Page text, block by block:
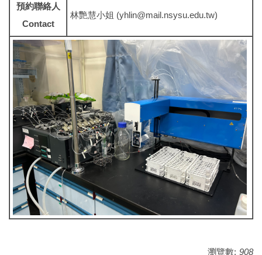
預約聯絡人
Contact
林艷慧小姐 (yhlin@mail.nsysu.edu.tw)
瀏覽數: 908